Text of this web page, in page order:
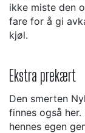
ikke miste den
fare for å gi
kjøl.
Ekstra prekært
Den smerten
finnes også
hennes egen